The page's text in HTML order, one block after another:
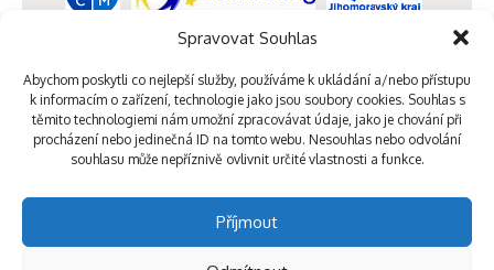
Spravovat Souhlas
Abychom poskytli co nejlepší služby, používáme k ukládání a/nebo přístupu
k informacím o zařízení, technologie jako jsou soubory cookies. Souhlas s
těmito technologiemi nám umožní zpracovávat údaje, jako je chování při
procházení nebo jedinečná ID na tomto webu. Nesouhlas nebo odvolání
souhlasu může nepříznivě ovlivnit určité vlastnosti a funkce.
Příjmout